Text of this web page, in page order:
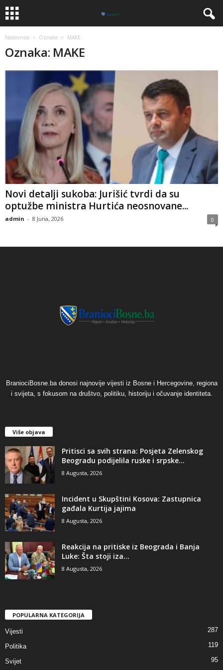
Naslovnica Oznake MAKE
Oznaka: MAKE
​Novi detalji sukoba: Jurišić tvrdi da su
optužbe ministra Hurtića neosnovane...
admin - 8 Juna, 2026 0
BraniociBosne.ba donosi najnovije vijesti iz Bosne i Hercegovine, regiona
i svijeta, s fokusom na društvo, politiku, historiju i očuvanje identiteta.
Više objava
​Pritisci sa svih strana: Posjeta Zelenskog
Beogradu podijelila ruske i srpske...
8 Augusta, 2026
Incident u Skupštini Kosova: Zastupnica
gađala Kurtija jajima
8 Augusta, 2026
Reakcija na pritiske iz Beograda i Banja
Luke: Šta stoji iza...
8 Augusta, 2026
POPULARNA KATEGORIJA
Vijesti 287
Politika 119
Svijet 95